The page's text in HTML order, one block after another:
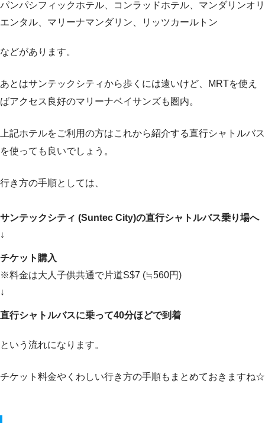
パンパシフィックホテル、コンラッドホテル、マンダリンオリ
エンタル、マリーナマンダリン、リッツカールトン
などがあります。
あとはサンテックシティから歩くには遠いけど、MRTを使え
ばアクセス良好のマリーナベイサンズも圏内。
上記ホテルをご利用の方はこれから紹介する直行シャトルバス
を使っても良いでしょう。
行き方の手順としては、
サンテックシティ (Suntec City)の直行シャトルバス乗り場へ
↓
チケット購入
※料金は大人子供共通で片道S$7 (≒560円)
↓
直行シャトルバスに乗って40分ほどで到着
という流れになります。
チケット料金やくわしい行き方の手順もまとめておきますね☆